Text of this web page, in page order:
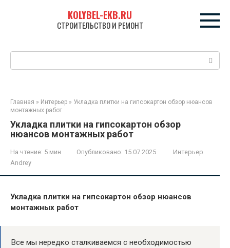
KOLYBEL-EKB.RU
СТРОИТЕЛЬСТВО И РЕМОНТ
Главная » Интерьер » Укладка плитки на гипсокартон обзор нюансов
монтажных работ
Укладка плитки на гипсокартон обзор
нюансов монтажных работ
На чтение: 5 мин Опубликовано: 15.07.2025
Интерьер
Andrey
Укладка плитки на гипсокартон обзор нюансов
монтажных работ
Все мы нередко сталкиваемся с необходимостью